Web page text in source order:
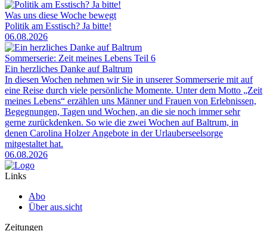
Was uns diese Woche bewegt
Politik am Esstisch? Ja bitte!
06.08.2026
Sommerserie: Zeit meines Lebens Teil 6
Ein herzliches Danke auf Baltrum
In diesen Wochen nehmen wir Sie in unserer Sommerserie mit auf
eine Reise durch viele persönliche Momente. Unter dem Motto „Zeit
meines Lebens“ erzählen uns Männer und Frauen von Erlebnissen,
Begegnungen, Tagen und Wochen, an die sie noch immer sehr
gerne zurückdenken. So wie die zwei Wochen auf Baltrum, in
denen Carolina Holzer Angebote in der Urlauberseelsorge
mitgestaltet hat.
06.08.2026
Links
Abo
Über aus.sicht
Zeitungen